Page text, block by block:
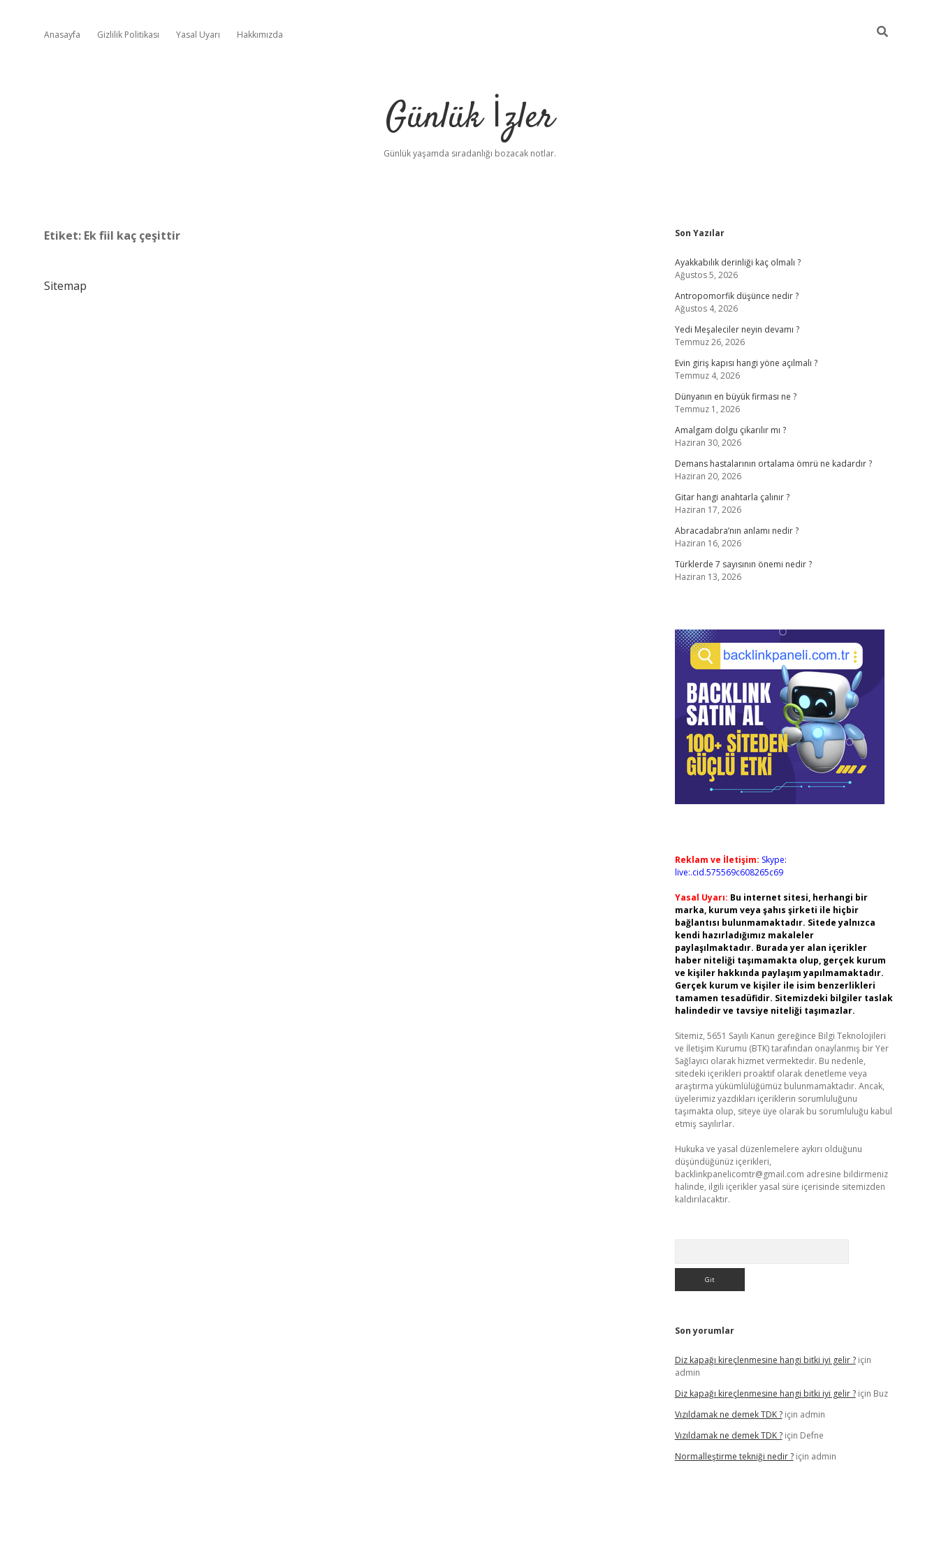
Anasayfa Gizlilik Politikası Yasal Uyarı Hakkımızda
Günlük İzler
Günlük yaşamda sıradanlığı bozacak notlar.
Etiket: Ek fiil kaç çeşittir
Sitemap
Sidebar
Son Yazılar
Ayakkabılık derinliği kaç olmalı ?
Ağustos 5, 2026
Antropomorfik düşünce nedir ?
Ağustos 4, 2026
Yedi Meşaleciler neyin devamı ?
Temmuz 26, 2026
Evin giriş kapısı hangi yöne açılmalı ?
Temmuz 4, 2026
Dünyanın en büyük firması ne ?
Temmuz 1, 2026
Amalgam dolgu çıkarılır mı ?
Haziran 30, 2026
Demans hastalarının ortalama ömrü ne kadardır ?
Haziran 20, 2026
Gitar hangi anahtarla çalınır ?
Haziran 17, 2026
Abracadabra’nın anlamı nedir ?
Haziran 16, 2026
Türklerde 7 sayısının önemi nedir ?
Haziran 13, 2026
Reklam ve İletişim: Skype:
live:.cid.575569c608265c69
Yasal Uyarı: Bu internet sitesi, herhangi bir
marka, kurum veya şahıs şirketi ile hiçbir
bağlantısı bulunmamaktadır. Sitede yalnızca
kendi hazırladığımız makaleler
paylaşılmaktadır. Burada yer alan içerikler
haber niteliği taşımamakta olup, gerçek kurum
ve kişiler hakkında paylaşım yapılmamaktadır.
Gerçek kurum ve kişiler ile isim benzerlikleri
tamamen tesadüfidir. Sitemizdeki bilgiler taslak
halindedir ve tavsiye niteliği taşımazlar.
Sitemiz, 5651 Sayılı Kanun gereğince Bilgi Teknolojileri
ve İletişim Kurumu (BTK) tarafından onaylanmış bir Yer
Sağlayıcı olarak hizmet vermektedir. Bu nedenle,
sitedeki içerikleri proaktif olarak denetleme veya
araştırma yükümlülüğümüz bulunmamaktadır. Ancak,
üyelerimiz yazdıkları içeriklerin sorumluluğunu
taşımakta olup, siteye üye olarak bu sorumluluğu kabul
etmiş sayılırlar.
Hukuka ve yasal düzenlemelere aykırı olduğunu
düşündüğünüz içerikleri,
backlinkpanelicomtr@gmail.com adresine bildirmeniz
halinde, ilgili içerikler yasal süre içerisinde sitemizden
kaldırılacaktır.
Son yorumlar
Diz kapağı kireçlenmesine hangi bitki iyi gelir ?için
admin
Diz kapağı kireçlenmesine hangi bitki iyi gelir ?için Buz
Vızıldamak ne demek TDK ?için admin
Vızıldamak ne demek TDK ?için Defne
Normalleştirme tekniği nedir ?için admin